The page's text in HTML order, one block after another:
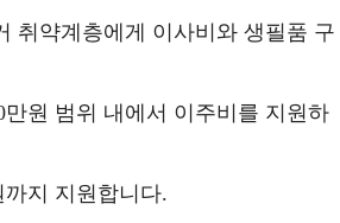
취약계층에게 이사비와 생필품 구
원 범위 내에서 이주비를 지원하
지 지원합니다.